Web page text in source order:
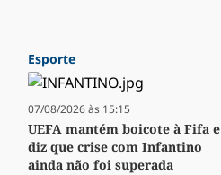
Esporte
07/08/2026 às 15:15
UEFA mantém boicote à Fifa e
diz que crise com Infantino
ainda não foi superada